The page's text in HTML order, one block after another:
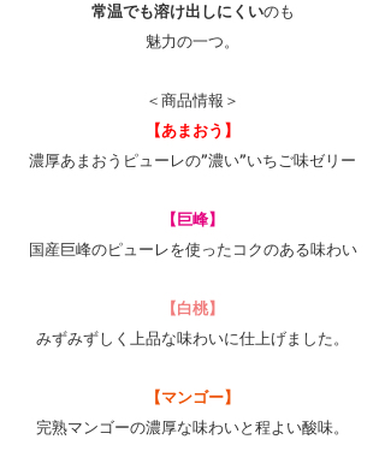
常温でも溶け出しにくいのも
魅力の一つ。
＜商品情報＞
【あまおう】
濃厚あまおうピューレの”濃い”いちご味ゼリー
【巨峰】
国産巨峰のピューレを使ったコクのある味わい
【白桃】
みずみずしく上品な味わいに仕上げました。
【マンゴー】
完熟マンゴーの濃厚な味わいと程よい酸味。